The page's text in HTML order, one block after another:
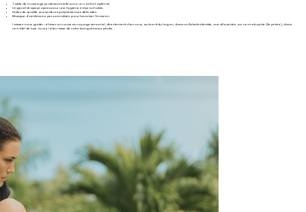
Table de massage professionnelle pour un confort optimal.
Linges et draps propres pour une hygiène irréprochable.
Huiles de qualité aux senteurs polynésiennes délicates.
Musique d’ambiance personnalisée pour favoriser l’évasion.
Laissez-vous guider… et vivez un nouveau voyage sensoriel, directement chez vous, au bord du lagon, dans un Airbnb intimiste, une villa privée, sur un motu privé (île privée), dans
un hôtel de luxe ou sur la terrasse de votre bungalow sur pilotis.